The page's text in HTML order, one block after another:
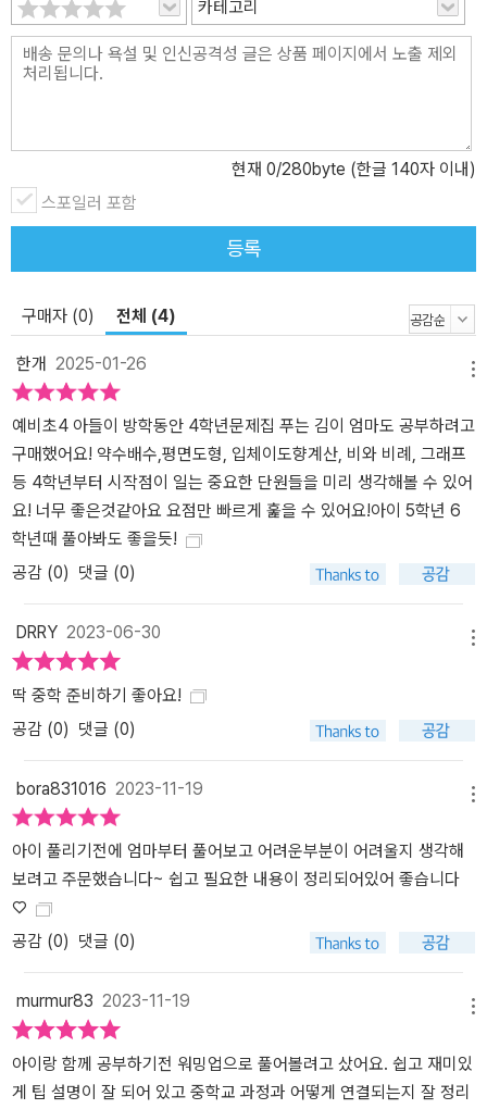
카테고리
현재 0/280byte (한글 140자 이내)
스포일러 포함
등록
구매자 (0) 전체 (4)
한개 2025-01-26
예비초4 아들이 방학동안 4학년문제집 푸는 김이 엄마도 공부하려고
구매했어요! 약수배수,평면도형, 입체이도향계산, 비와 비례, 그래프
등 4학년부터 시작점이 일는 중요한 단원들을 미리 생각해볼 수 있어
요! 너무 좋은것같아요 요점만 빠르게 훑을 수 있어요!아이 5학년 6
학년때 풀아봐도 좋을듯!
공감 (0) 댓글 (0)
DRRY 2023-06-30
딱 중학 준비하기 좋아요!
공감 (0) 댓글 (0)
bora831016 2023-11-19
아이 풀리기전에 엄마부터 풀어보고 어려운부분이 어려울지 생각해
보려고 주문했습니다~ 쉽고 필요한 내용이 정리되어있어 좋습니다
♡
공감 (0) 댓글 (0)
murmur83 2023-11-19
아이랑 함께 공부하기전 워밍업으로 풀어볼려고 샀어요. 쉽고 재미있
게 팁 설명이 잘 되어 있고 중학교 과정과 어떻게 연결되는지 잘 정리